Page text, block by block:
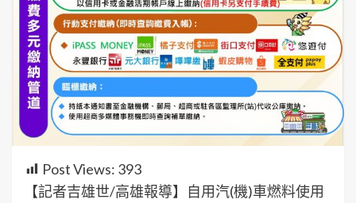
Post Views: 393
【記者吉雄世/高雄報導】自用汽(機)車燃料使用